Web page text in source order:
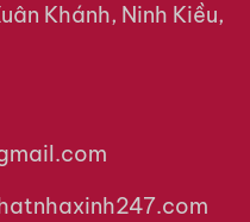
Khánh, Ninh Kiều,